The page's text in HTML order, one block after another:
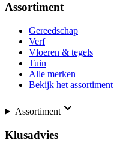
Assortiment
Gereedschap
Verf
Vloeren & tegels
Tuin
Alle merken
Bekijk het assortiment
Assortiment
Klusadvies